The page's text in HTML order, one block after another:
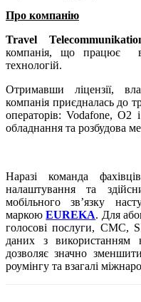
Про компанію
Travel
компанія, що працює в
технологій.
Отримавши ліцензії,
компанія приєдналась до
операторів: Vodafone, O2
обладнання та розбудова
Наразі команда
налаштування та
мобільного зв’язку
маркоюEUREKA. Для
голосові послуги, СМС,
даних з використанням
дозволяє значно
роумінгу та взагалі